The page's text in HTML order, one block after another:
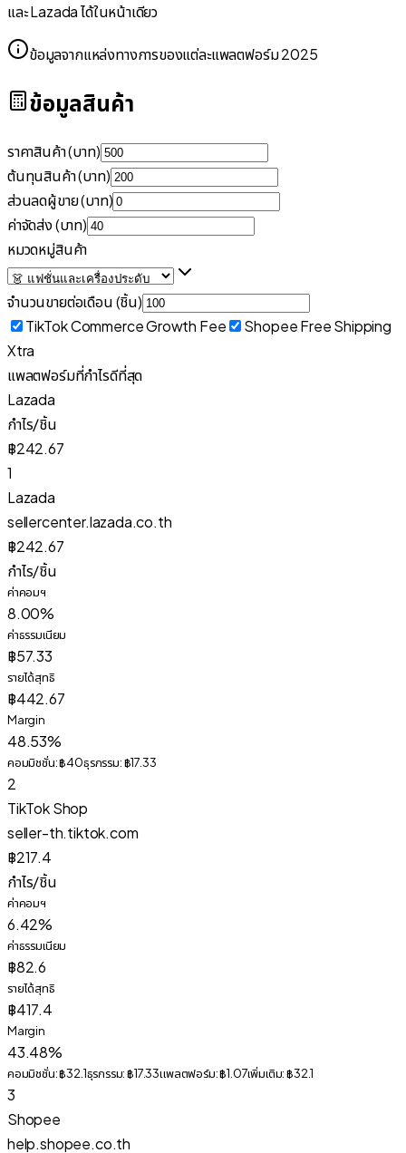
และ Lazada ได้ในหน้าเดียว
ข้อมูลจากแหล่งทางการของแต่ละแพลตฟอร์ม 2025
ข้อมูลสินค้า
ราคาสินค้า (บาท)
ต้นทุนสินค้า (บาท)
ส่วนลดผู้ขาย (บาท)
ค่าจัดส่ง (บาท)
หมวดหมู่สินค้า
จำนวนขายต่อเดือน (ชิ้น)
TikTok Commerce Growth Fee
Shopee Free Shipping
Xtra
แพลตฟอร์มที่กำไรดีที่สุด
Lazada
กำไร/ชิ้น
฿242.67
1
Lazada
sellercenter.lazada.co.th
฿242.67
กำไร/ชิ้น
ค่าคอมฯ
8.00%
ค่าธรรมเนียม
฿57.33
รายได้สุทธิ
฿442.67
Margin
48.53%
คอมมิชชั่น:฿40ธุรกรรม:฿17.33
2
TikTok Shop
seller-th.tiktok.com
฿217.4
กำไร/ชิ้น
ค่าคอมฯ
6.42%
ค่าธรรมเนียม
฿82.6
รายได้สุทธิ
฿417.4
Margin
43.48%
คอมมิชชั่น:฿32.1ธุรกรรม:฿17.33แพลตฟอร์ม:฿1.07เพิ่มเติม:฿32.1
3
Shopee
help.shopee.co.th